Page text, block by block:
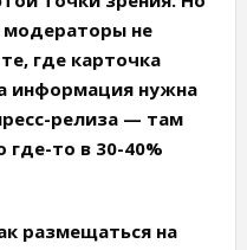
модераторы не
где карточка
информация нужна
релиза — там
то в 30-40%
размещаться на